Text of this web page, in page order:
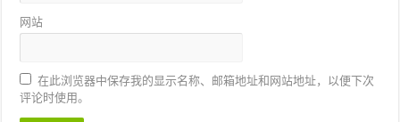
网站
在此浏览器中保存我的显示名称、邮箱地址和网站地址，以便下次
评论时使用。